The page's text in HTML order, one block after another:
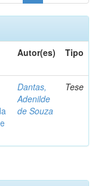
Autor(es) Tipo
Dantas,
Adenilde
de Souza
Tese